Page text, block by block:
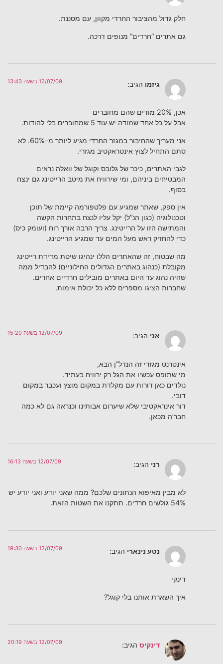
חלק גדול מהציבור החרדי מקוון, עם מסננת.
גם אתרים “חרדים” מנופים דרכה.
גיזמו הגיב: 12/07/09 בשעה 13:43
אכן, 20% מודים שהם מחוברים
אבל על כל אחד שמודה יש עוד 5 שמחוברים בלי להודות.
אני מעריך שהחיבור במגזר החרדי מגיע ליותר מ-60%. לא
סתם התחיל לצוץ אינטראקטיב מגזרי.
לגבי האתרים, כיכר של גלובס וקוגל של וואלה נראים
המבטיחים ביניהם, ומי שירוויח את מיטב הרייטינג גם ינצח
בסוף.
אין ספק, שאתר שמגיע עם פלטפורמה קיימת של תוכן
וטכנולוגיה (כגון הנ”ל) יקל עליו לנצח בתחרות הקשה
והמתישה הזו על הרייטינג. צריך הרבה אורך רוח (ועומק כיס)
כדי להחזיק ראש מעל המים עד שמגיע הרייטינג.
מה שבטוח, זה שהאתרים הללו ינהיגו שיטת מדידת רייטינג
מקובלת (כנהוג באתרים הגדולים החילוניים) להבדיל ממה
שהיה נהוג עד היום באתרים מובילים חרדיים אחרים.
שחברות הציגו מספרים ללא כל יכולת אימות.
אני הגיב: 12/07/09 בשעה 15:20
אינטרנט מגזרי זה הנדל”ן הבא,
מי שתופס עכשיו את הגל רק ירוויח בעתיד.
נולדים כאן דורות עם מקלדת במקום מוצץ ועכבר במקום
דובי.
דור אינראקטיבי שלא שיערום אבותינו וכנראה גם לא כמה
חבר’ה מכאן.
רני הגיב: 12/07/09 בשעה 16:13
לא מבין מאיפוא הנתונים שלכם? ממה שאני יודע ואני יודע יש
54% גולשים חרדים. תתקנו את השטות הזאת.
נטע נינארי הגיב: 12/07/09 בשעה 19:30
דינקי
איך השארת אותנו בלי קוגל?
דינקיס הגיב: 12/07/09 בשעה 20:19